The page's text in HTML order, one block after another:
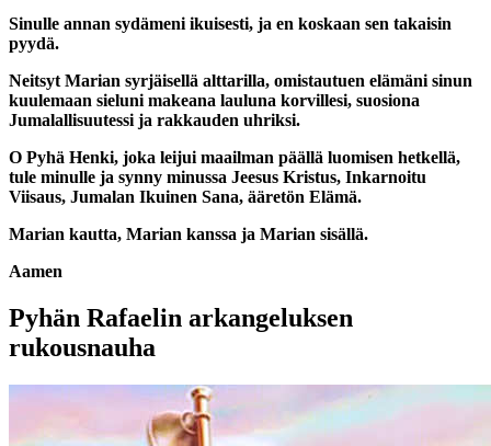
Sinulle annan sydämeni ikuisesti, ja en koskaan sen takaisin
pyydä.
Neitsyt Marian syrjäisellä alttarilla, omistautuen elämäni sinun
kuulemaan sieluni makeana lauluna korvillesi, suosiona
Jumalallisuutessi ja rakkauden uhriksi.
O Pyhä Henki, joka leijui maailman päällä luomisen hetkellä,
tule minulle ja synny minussa Jeesus Kristus, Inkarnoitu
Viisaus, Jumalan Ikuinen Sana, ääretön Elämä.
Marian kautta, Marian kanssa ja Marian sisällä.
Aamen
Pyhän Rafaelin arkangeluksen
rukousnauha